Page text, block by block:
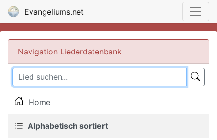
Evangeliums.net
Navigation Liederdatenbank
Home
Alphabetisch sortiert